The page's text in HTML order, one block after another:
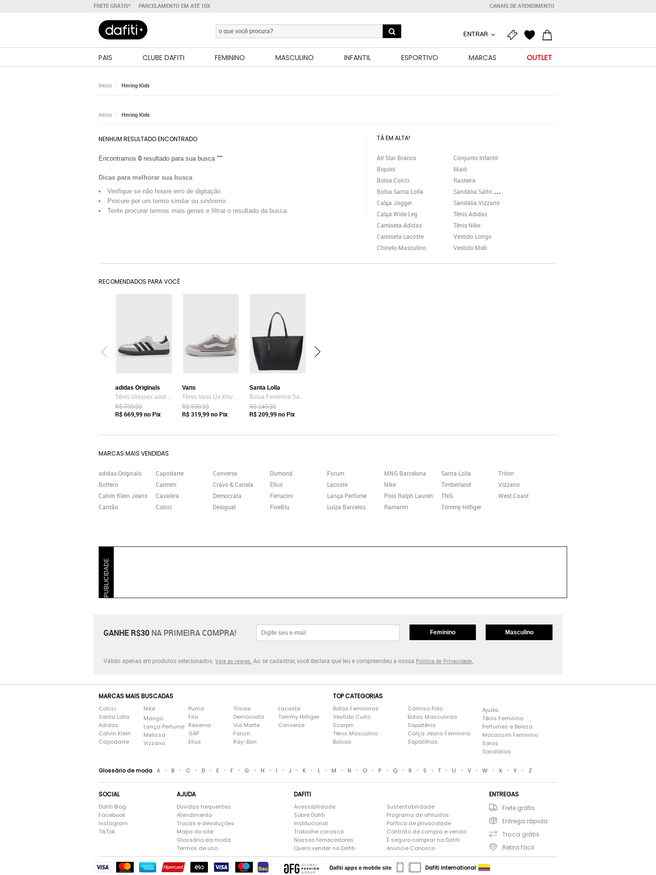
FRETE GRÁTIS* PARCELAMENTO EM ATÉ 10X CANAIS DE ATENDIMENTO
ENTRAR
PAIS CLUBE DAFITI FEMININO MASCULINO INFANTIL ESPORTIVO MARCAS OUTLET
Início Hering Kids
Início Hering Kids
NENHUM RESULTADO ENCONTRADO
Encontramos 0 resultado para sua busca ""
Dicas para melhorar sua busca
Verifique se não houve erro de digitação.
Procure por um termo similar ou sinônimo.
Tente procurar termos mais gerais e filtrar o resultado da busca.
TÁ EM ALTA!
All Star Branco
Biquini
Bolsa Colcci
Bolsa Santa Lolla
Calça Jogger
Calça Wide Leg
Camiseta Adidas
Camiseta Lacoste
Chinelo Masculino
Conjunto Infantil
Maiô
Rasteira
Sandália Salto Grosso
Sandália Vizzano
Tênis Adidas
Tênis Nike
Vestido Longo
Vestido Midi
RECOMENDADOS PARA VOCÊ
adidas Originals
Tênis Unissex adidas Originals Samba OG Branco
R$ 799,99
R$ 669,99no Pix
Vans
Tênis Vans Ua Knu Skool Bege
R$ 599,99
R$ 319,99no Pix
Santa Lolla
Bolsa Feminina Santa Lolla Tote Preta
R$ 249,90
R$ 209,99no Pix
MARCAS MAIS VENDIDAS
adidas Originals
Bottero
Calvin Klein Jeans
Cantão
Capodarte
Carmim
Cavalera
Colcci
Converse
Cravo & Canela
Democrata
Desigual
Dumond
Ellus
Ferracini
FiveBlu
Forum
Lacoste
Lança Perfume
Luiza Barcelos
MNG Barcelona
Nike
Polo Ralph Lauren
Ramarim
Santa Lolla
Timberland
TNG
Tommy Hilfiger
Triton
Vizzano
West Coast
PUBLICIDADE
GANHE R$30 NA PRIMEIRA COMPRA! Feminino Masculino
Válido apenas em produtos selecionados. Veja as regras. Ao se cadastrar, você declara que leu e compreendeu a nossa Política de Privacidade.
MARCAS MAIS BUSCADAS
Colcci
Santa Lolla
Adidas
Calvin Klein
Capodarte
Nike
Mango
Lança Perfume
Melissa
Vizzano
Puma
Fila
Reserva
GAP
Ellus
Tricae
Democrata
Via Marte
Forum
Ray-Ban
Lacoste
Tommy Hilfiger
Converse
TOP CATEGORIAS
Botas Femininas
Vestido Curto
Scarpin
Tênis Masculino
Bolsas
Camisa Polo
Botas Masculinas
Sapatênis
Calça Jeans Feminina
Sapatilhas
Ajuda
Tênis Feminino
Perfumes e Beleza
Mocassim Feminino
Saias
Sandálias
Glossário de moda A • B • C • D • E • F • G • H • I • J • K • L • M • N • O • P • Q • R • S • T • U • V • W • X • Y • Z
SOCIAL
Dafiti Blog
Facebook
Instagram
TikTok
AJUDA
Dúvidas frequentes
Atendimento
Trocas e devoluções
Mapa do site
Glossário da moda
Termos de uso
DAFITI
Acessibilidade
Sobre Dafiti
Institucional
Trabalhe conosco
Nossos fornecedores
Quero vender na Dafiti
Sustentabilidade
Programa de afiliados
Política de privacidade
Contrato de compra e venda
É seguro comprar na Dafiti
Anuncie Conosco
ENTREGAS
Frete grátis
Entrega rápida
Troca grátis
Retira fácil
Dafiti apps e mobile site Dafiti international